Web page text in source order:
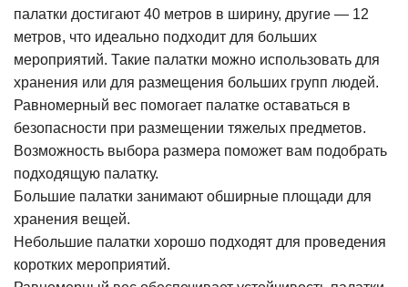
палатки достигают 40 метров в ширину, другие — 12
метров, что идеально подходит для больших
мероприятий. Такие палатки можно использовать для
хранения или для размещения больших групп людей.
Равномерный вес помогает палатке оставаться в
безопасности при размещении тяжелых предметов.
Возможность выбора размера поможет вам подобрать
подходящую палатку.
Большие палатки занимают обширные площади для
хранения вещей.
Небольшие палатки хорошо подходят для проведения
коротких мероприятий.